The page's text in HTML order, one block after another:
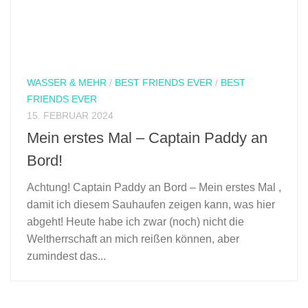
WASSER & MEHR / BEST FRIENDS EVER / BEST
FRIENDS EVER
15. FEBRUAR 2024
Mein erstes Mal – Captain Paddy an
Bord!
Achtung! Captain Paddy an Bord – Mein erstes Mal ,
damit ich diesem Sauhaufen zeigen kann, was hier
abgeht! Heute habe ich zwar (noch) nicht die
Weltherrschaft an mich reißen können, aber
zumindest das...